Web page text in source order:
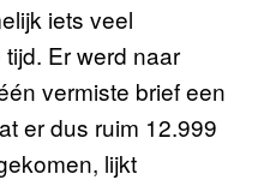
iets veel
Er werd naar
vermiste brief een
er dus ruim 12.999
lijkt